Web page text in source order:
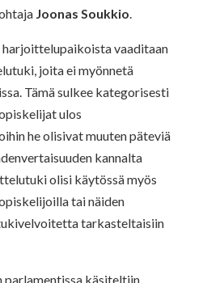
Joonas Soukkio
harjoittelupaikoista vaaditaan
joita ei myönnetä
Tämä sulkee kategorisesti
ulos
he olisivat muuten päteviä
kannalta
olisi käytössä myös
tai näiden
tarkasteltaisiin
parlamentissa käsiteltiin